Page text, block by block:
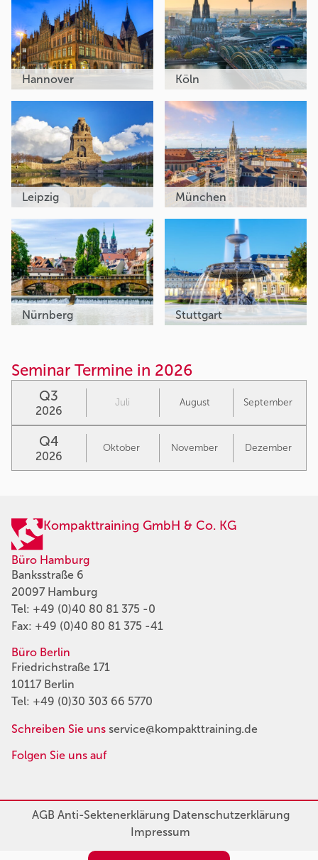
Hannover Köln
Leipzig München
Nürnberg Stuttgart
Seminar Termine in 2026
Q3
2026
Juli August September
Q4
2026
Oktober November Dezember
Kompakttraining GmbH & Co. KG
Büro Hamburg
Banksstraße 6
20097 Hamburg
Tel: +49 (0)40 80 81 375 -0
Fax: +49 (0)40 80 81 375 -41
Büro Berlin
Friedrichstraße 171
10117 Berlin
Tel: +49 (0)30 303 66 5770
Schreiben Sie uns service@kompakttraining.de
Folgen Sie uns auf
AGBAnti-SektenerklärungDatenschutzerklärung
Impressum